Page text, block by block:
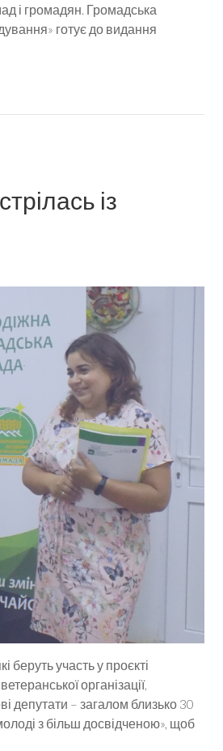
і громадян. Громадська
готує до видання
із
беруть участь у проєкті
організації,
депутати – загалом близько 30
з більш досвідченою», щоб